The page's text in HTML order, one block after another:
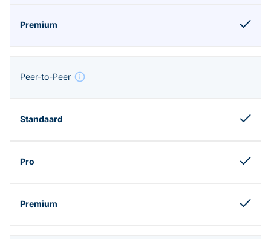
Peer-to-Peer